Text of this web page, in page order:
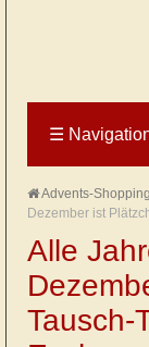
☰
Advents-
Dezember ist
Alle
Tausch-